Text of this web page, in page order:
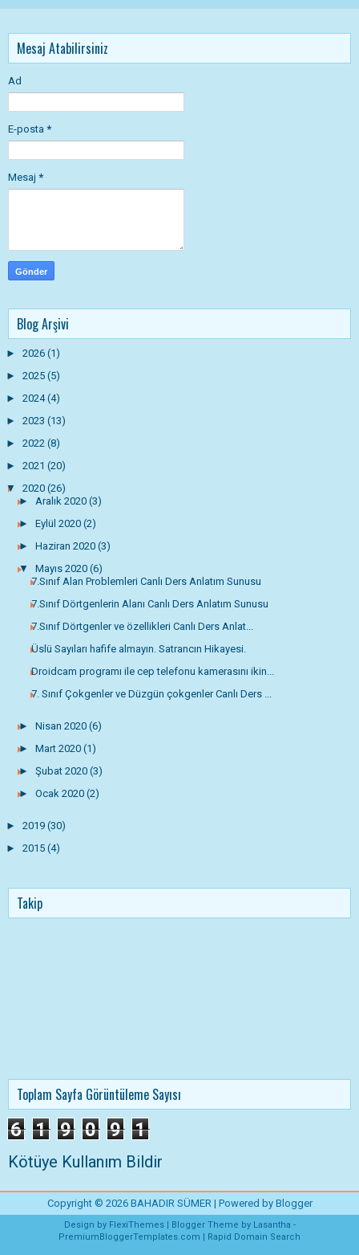
Mesaj Atabilirsiniz
Ad
E-posta *
Mesaj *
Blog Arşivi
► 2026 (1)
► 2025 (5)
► 2024(4)
► 2023 (13)
► 2022 (8)
► 2021 (20)
▼ 2020 (26)
► Aralık 2020 (3)
► Eylül 2020 (2)
► Haziran 2020 (3)
▼ Mayıs 2020 (6)
7.Sınıf Alan Problemleri Canlı Ders Anlatım Sunusu
7.Sınıf Dörtgenlerin Alanı Canlı Ders Anlatım Sunusu
7.Sınıf Dörtgenler ve özellikleri Canlı Ders Anlat...
Üslü Sayıları hafife almayın. Satrancın Hikayesi.
Droidcam programı ile cep telefonu kamerasını ikin...
7. Sınıf Çokgenler ve Düzgün çokgenler Canlı Ders ...
► Nisan 2020 (6)
► Mart 2020 (1)
► Şubat 2020 (3)
► Ocak 2020 (2)
► 2019 (30)
► 2015 (4)
Takip
Toplam Sayfa Görüntüleme Sayısı
6 1 9 0 9 1
Kötüye Kullanım Bildir
Copyright © 2026 BAHADIR SÜMER| Powered by Blogger
Design by FlexiThemes| Blogger Theme by Lasantha -
PremiumBloggerTemplates.com | Rapid Domain Search